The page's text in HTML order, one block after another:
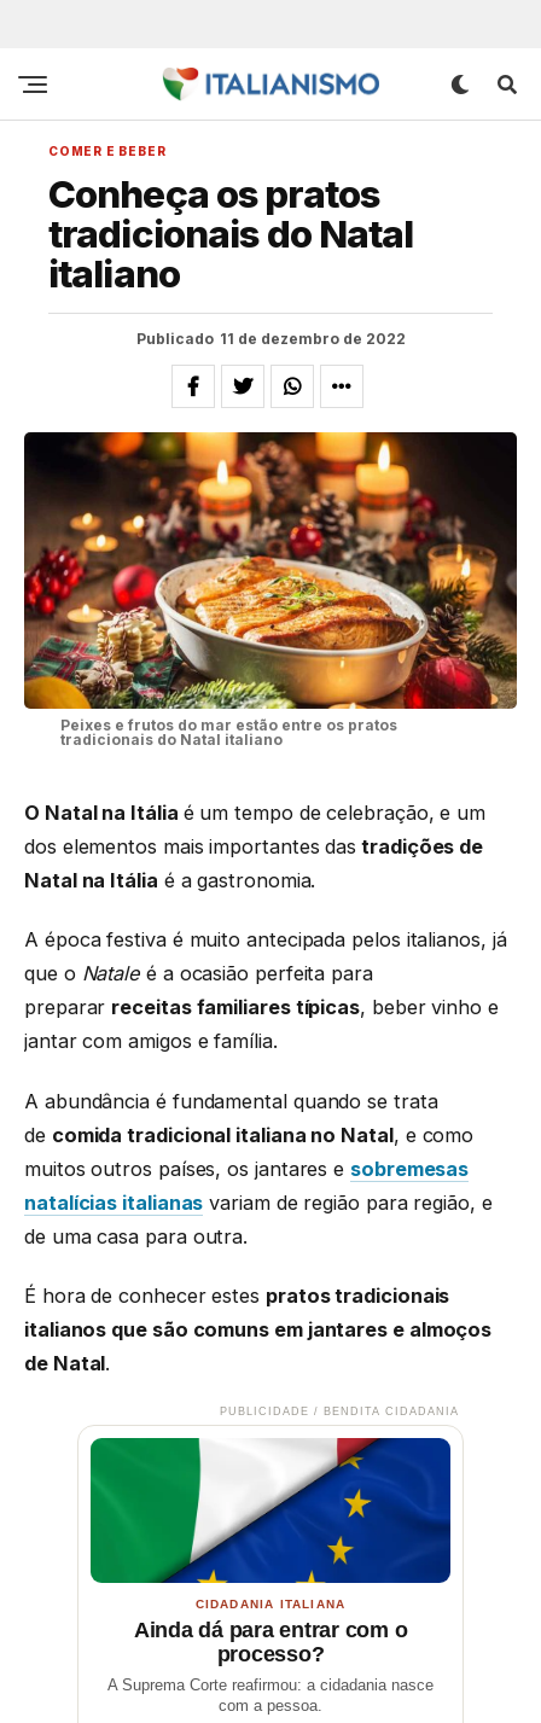
COMER E BEBER
Conheça os pratos
tradicionais do Natal
italiano
Publicado 11 de dezembro de 2022
Peixes e frutos do mar estão entre os pratos
tradicionais do Natal italiano
O Natal na Itália é um tempo de celebração, e um
dos elementos mais importantes das tradições de
Natal na Itália é a gastronomia.
A época festiva é muito antecipada pelos italianos, já
que o Natale é a ocasião perfeita para
preparar receitas familiares típicas, beber vinho e
jantar com amigos e família.
A abundância é fundamental quando se trata
de comida tradicional italiana no Natal, e como
muitos outros países, os jantares esobremesas
natalícias italianas variam de região para região, e
de uma casa para outra.
É hora de conhecer estes pratos tradicionais
italianos que são comuns em jantares e almoços
de Natal.
PUBLICIDADE / BENDITA CIDADANIA
CIDADANIA ITALIANA
Ainda dá para entrar com o
processo?
A Suprema Corte reafirmou: a cidadania nasce
com a pessoa.